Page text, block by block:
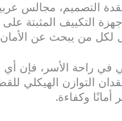
التصميم، مجالس عربية
التكييف
لكل من يبحث عن
في راحة الأسر، فإن
التوازن الهيكلي
أمانًا وكفاءة.